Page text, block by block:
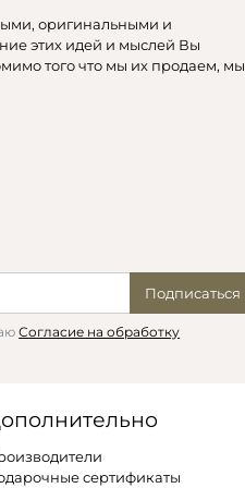
оригинальными и
этих идей и мыслей Вы
того что мы их продаем, мы
Подписаться
Согласие на обработку
сертификаты